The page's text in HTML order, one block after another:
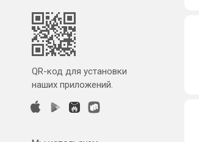
QR-код для установки
наших приложений.